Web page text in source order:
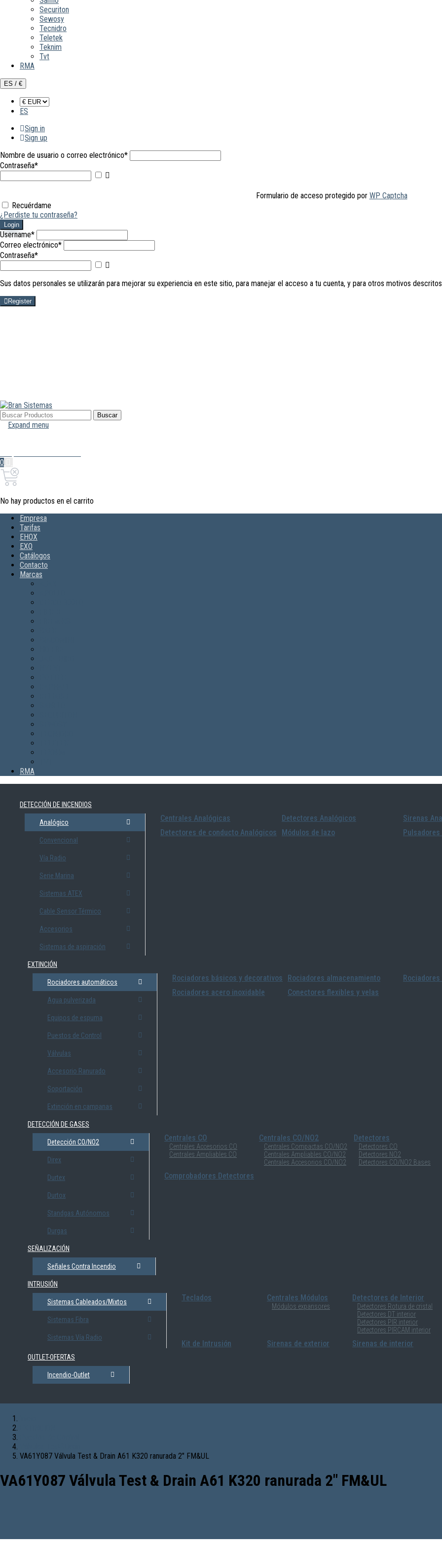
Securiton
Sewosy
Tecnidro
Teletek
Teknim
Tvt
RMA
ES / €
ES
Sign in
Sign up
Nombre de usuario o correo electrónico*
Contraseña*
Formulario de acceso protegido por WP Captcha
Recuérdame
¿Perdiste tu contraseña?
Login
Username*
Correo electrónico*
Contraseña*
Sus datos personales se utilizarán para mejorar su experiencia en este sitio, para manejar el acceso a tu cuenta, y para otros motivos
Register
Buscar
por:
Buscar
Expand menu
0
No hay productos en el carrito
Empresa
Tarifas
EHOX
EXO
Catálogos
Contacto
Marcas
RMA
DETECCIÓN DE INCENDIOS
Analógico
Convencional
Vía Radio
Serie Marina
Sistemas ATEX
Cable Sensor Térmico
Accesorios
Sistemas de aspiración
Centrales Analógicas Detectores Analógicos
Sirenas
Detectores de conducto Analógicos
Módulos de lazo
EXTINCIÓN
Rociadores automáticos
Agua pulverizada
Equipos de espuma
Puestos de Control
Válvulas
Accesorio Ranurado
Soportación
Extinción en campanas
Rociadores básicos y decorativos Rociadores almacenamiento
Rociadores acero inoxidable
Conectores flexibles y velas
DETECCIÓN DE GASES
Detección CO/NO2
Direx
Durtex
Durtox
Standgas Autónomos
Durgas
Centrales CO
Centrales Accesorios CO
Centrales Ampliables CO
Centrales CO/NO2
Centrales Compactas CO/NO2
Centrales Ampliables CO/NO2
Centrales Accesorios CO/NO2
Detectores
Detectores CO
Detectores NO2
Detectores CO/NO2 Bases
Comprobadores Detectores
SEÑALIZACIÓN
Señales Contra Incendio
INTRUSIÓN
Sistemas Cableados/Mixtos
Sistemas Fibra
Sistemas Vía Radio
Teclados Centrales Módulos
Módulos expansores
Detectores de Interior
Detectores Rotura de cristal
Detectores DT interior
Detectores PIR interior
Detectores PIRCAM interior
Kit de Intrusión Sirenas de exterior Sirenas de interior
OUTLET-OFERTAS
Incendio-Outlet
VA61Y087 Válvula Test & Drain A61 K320 ranurada 2″ FM&UL
VA61Y087 Válvula Test & Drain A61 K320 ranurada 2″ FM&UL